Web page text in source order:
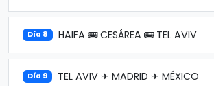
Día 8 HAIFA 🚌 CESÁREA 🚌 TEL AVIV
Día 9 TEL AVIV ✈ MADRID ✈ MÉXICO